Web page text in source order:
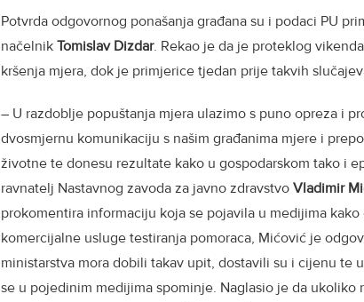
Potvrda odgovornog ponašanja građana su i podaci PU
načelnik Tomislav Dizdar. Rekao je da je proteklog
kršenja mjera, dok je primjerice tjedan prije takvih
– U razdoblje popuštanja mjera ulazimo s puno opreza i
dvosmjernu komunikaciju s našim građanima mjere i
životne te donesu rezultate kako u gospodarskom tako i
ravnatelj Nastavnog zavoda za javno zdravstvo Vladimir
prokomentira informaciju koja se pojavila u medijima
komercijalne usluge testiranja pomoraca, Mićović je
ministarstva mora dobili takav upit, dostavili su i cijenu te
se u pojedinim medijima spominje. Naglasio je da ukoliko